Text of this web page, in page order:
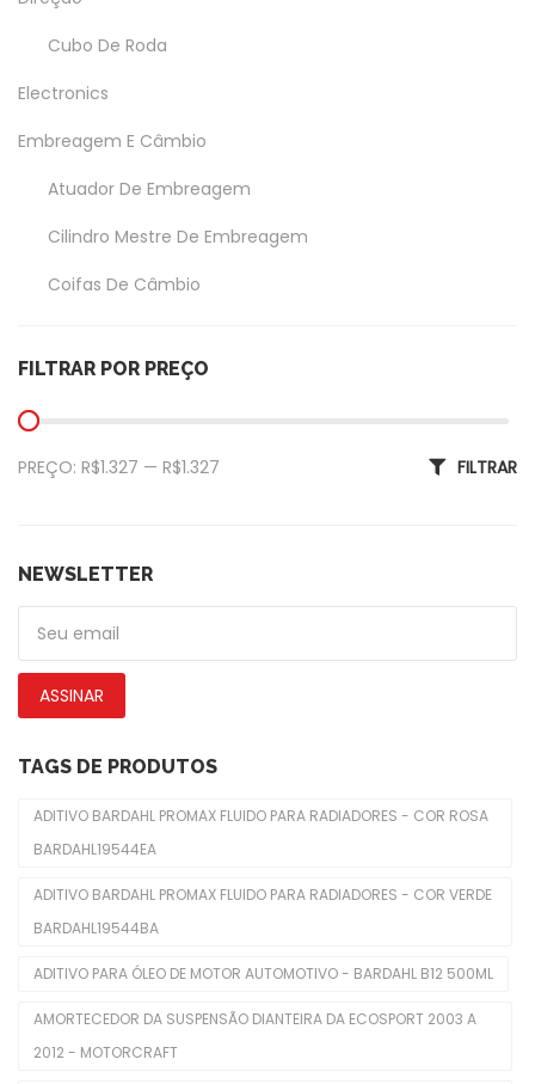
Cubo De Roda
Electronics
Embreagem E Câmbio
Atuador De Embreagem
Cilindro Mestre De Embreagem
Coifas De Câmbio
Garfo Da Embreagem
Exterior
Amortecedor Tampa Traseira
De Piscas
Faróis Dianteiros
Fechadura De Capôs
Limpadores De Para-Brisas
Molduras De Faróis
Freio
Cabo Do Freio De Mão
Pastilhas De Freios
FILTRAR POR PREÇO
Preço mínimo
Preço máximo FILTRAR
PREÇO: R$1.327 — R$1.327
NEWSLETTER
ASSINAR
TAGS DE PRODUTOS
ADITIVO BARDAHL PROMAX FLUIDO PARA RADIADORES - COR ROSA
BARDAHL19544EA
ADITIVO BARDAHL PROMAX FLUIDO PARA RADIADORES - COR VERDE
BARDAHL19544BA
ADITIVO PARA ÓLEO DE MOTOR AUTOMOTIVO - BARDAHL B12 500ML
AMORTECEDOR DA SUSPENSÃO DIANTEIRA DA ECOSPORT 2003 A
2012 - MOTORCRAFT